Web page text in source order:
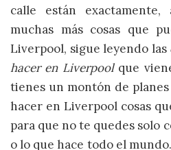
calle están
muchas más cosas que
Liverpool, sigue leyendo las
hacer en Liverpoolque
tienes un montón de
hacer en Liverpool cosas
para que no te quedes solo
o lo que hace todo el